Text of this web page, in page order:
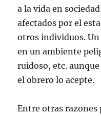
a la vida en
afectados por el
otros individuos.
en un ambiente
ruidoso, etc.
el obrero lo acepte.
Entre otras